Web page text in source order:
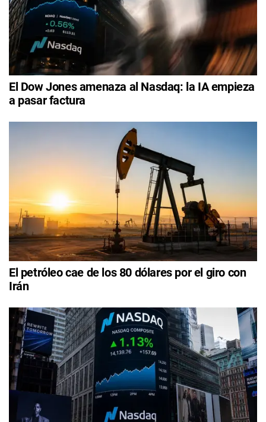
El Dow Jones amenaza al Nasdaq: la IA empieza
a pasar factura
El petróleo cae de los 80 dólares por el giro con
Irán